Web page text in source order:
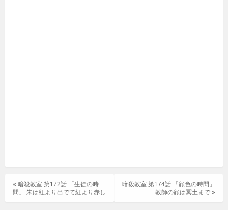
暗殺教室 第174話 「顔色の時間」
教師の顔は冥土まで »
« 暗殺教室 第172話 「生徒の時
間」 朱は紅より出でて紅より赤し